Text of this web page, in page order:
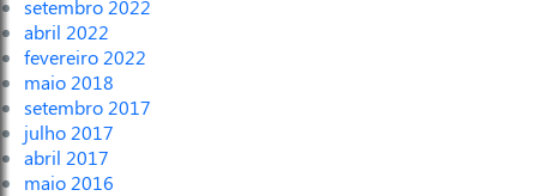
setembro 2022
abril 2022
fevereiro 2022
maio 2018
setembro 2017
julho 2017
abril 2017
maio 2016